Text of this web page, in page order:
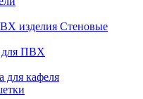
Стеновые
для ПВХ
для кафеля